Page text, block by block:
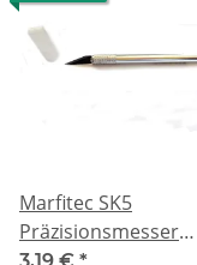
Marfitec SK5
Präzisionsmesser